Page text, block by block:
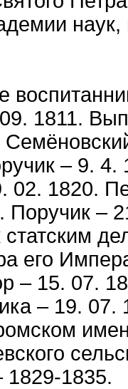
1811.
– 9.
02. 1820.
Поручик –
его
– 15. 07.
– 19.
1829-1835.